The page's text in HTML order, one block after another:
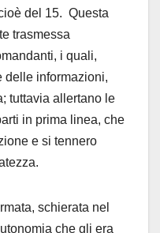
del 15. Questa
trasmessa
i quali,
delle informazioni,
tuttavia allertano le
in prima linea, che
e si tennero
schierata nel
che gli era